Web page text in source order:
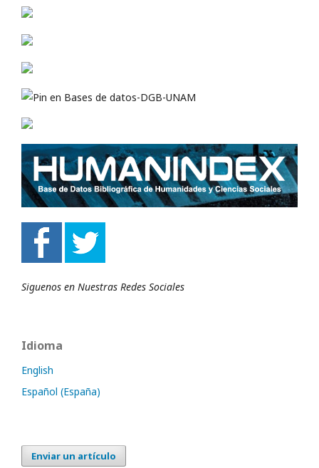
Siguenos en Nuestras Redes Sociales
Idioma
English
Español (España)
Enviar un artículo